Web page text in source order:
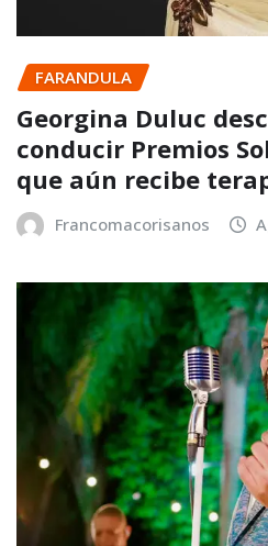
FARANDULA
Georgina Duluc
conducir Premios
que aún recibe
Francomacorisanos